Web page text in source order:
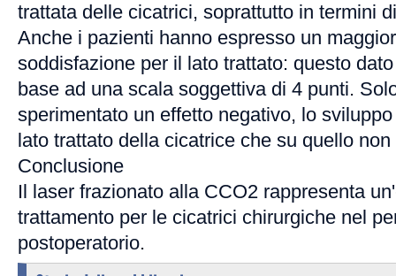
trattata delle cicatrici, soprattutto in termini
Anche i pazienti hanno espresso un
soddisfazione per il lato trattato: questo
base ad una scala soggettiva di 4 punti.
sperimentato un effetto negativo, lo
lato trattato della cicatrice che su quello non
Conclusione
Il laser frazionato alla CCO2 rappresenta
trattamento per le cicatrici chirurgiche nel
postoperatorio.